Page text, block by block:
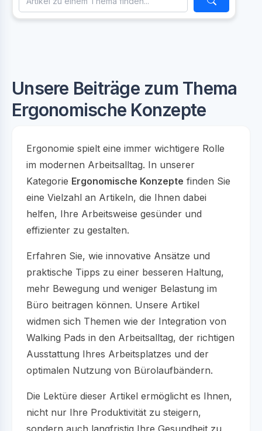
Unsere Beiträge zum Thema
Ergonomische Konzepte
Ergonomie spielt eine immer wichtigere Rolle
im modernen Arbeitsalltag. In unserer
Kategorie Ergonomische Konzepte finden Sie
eine Vielzahl an Artikeln, die Ihnen dabei
helfen, Ihre Arbeitsweise gesünder und
effizienter zu gestalten.
Erfahren Sie, wie innovative Ansätze und
praktische Tipps zu einer besseren Haltung,
mehr Bewegung und weniger Belastung im
Büro beitragen können. Unsere Artikel
widmen sich Themen wie der Integration von
Walking Pads in den Arbeitsalltag, der richtigen
Ausstattung Ihres Arbeitsplatzes und der
optimalen Nutzung von Bürolaufbändern.
Die Lektüre dieser Artikel ermöglicht es Ihnen,
nicht nur Ihre Produktivität zu steigern,
sondern auch langfristig Ihre Gesundheit zu